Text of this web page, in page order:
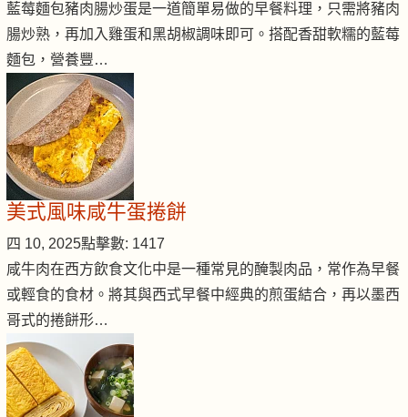
藍莓麵包豬肉腸炒蛋是一道簡單易做的早餐料理，只需將豬肉
腸炒熟，再加入雞蛋和黑胡椒調味即可。搭配香甜軟糯的藍莓
麵包，營養豐…
美式風味咸牛蛋捲餅
四 10, 2025點擊數: 1417
咸牛肉在西方飲食文化中是一種常見的醃製肉品，常作為早餐
或輕食的食材。將其與西式早餐中經典的煎蛋結合，再以墨西
哥式的捲餅形…